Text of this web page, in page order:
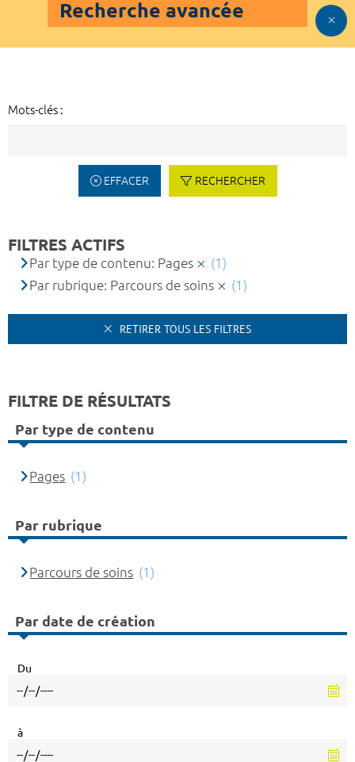
Recherche avancée
Mots-clés :
EFFACER RECHERCHER
FILTRES ACTIFS
Par type de contenu: Pages
(1)
Par rubrique: Parcours de soins
(1)
RETIRER TOUS LES FILTRES
FILTRE DE RÉSULTATS
Par type de contenu
Pages (1)
Par rubrique
Parcours de soins (1)
Par date de création
Du
à